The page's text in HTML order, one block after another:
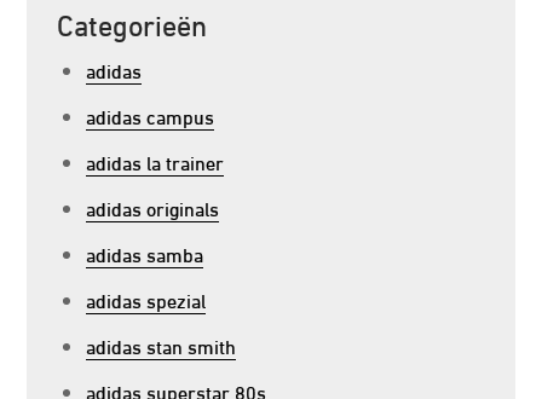
Categorieën
adidas
adidas campus
adidas la trainer
adidas originals
adidas samba
adidas spezial
adidas stan smith
adidas superstar 80s